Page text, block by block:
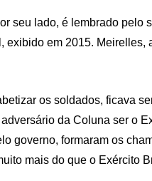
seu lado, é lembrado
em 2015.
os soldados, ficava
da Coluna ser o
governo, formaram os
mais do que o Exército